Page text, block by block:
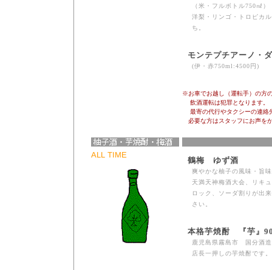
（米・フルボトル750㎖）
洋梨・リンゴ・トロピカ
ち。
モンテプチアーノ・
(伊・赤750ml:4500円)
※お車でお越し（運転手）の方
飲酒運転は犯罪となります。
最寄の代行やタクシーの連絡
必要な方はスタッフにお声を
ALL TIME
鶴梅 ゆず酒
爽やかな柚子の風味・旨
天満天神梅酒大会、リキ
ロック、ソーダ割りが出
さい。
本格芋焼酎 『芋』
鹿児島県霧島市 国分酒造
店長一押しの芋焼酎です。